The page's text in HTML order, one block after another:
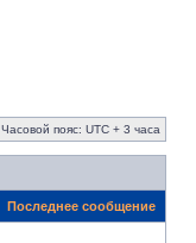
Часовой пояс: UTC + 3 часа
Последнее сообщение